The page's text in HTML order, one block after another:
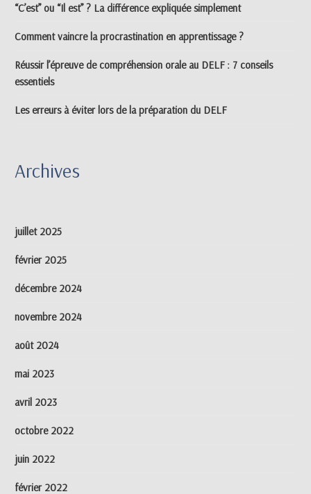
“C’est” ou “Il est” ? La différence expliquée simplement
Comment vaincre la procrastination en apprentissage ?
Réussir l’épreuve de compréhension orale au DELF : 7 conseils
essentiels
Les erreurs à éviter lors de la préparation du DELF
Archives
juillet 2025
février 2025
décembre 2024
novembre 2024
août 2024
mai 2023
avril 2023
octobre 2022
juin 2022
février 2022